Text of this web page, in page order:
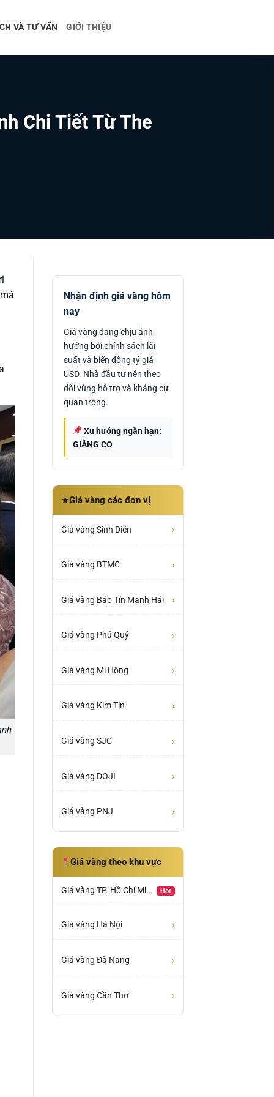
VÀ TƯ VẤN GIỚI THIỆU
Chi Tiết Từ The
Nhận định giá vàng hôm
nay
Giá vàng đang chịu ảnh
hưởng bởi chính sách lãi
suất và biến động tỷ giá
USD. Nhà đầu tư nên theo
dõi vùng hỗ trợ và kháng cự
quan trọng.
Xu hướng ngắn hạn:
GIẰNG CO
★Giá vàng các đơn vị
Giá vàng Sinh Diễn ›
Giá vàng BTMC ›
Giá vàng Bảo Tín Mạnh Hải ›
Giá vàng Phú Quý ›
Giá vàng Mi Hồng ›
Giá vàng Kim Tín ›
Giá vàng SJC ›
Giá vàng DOJI ›
Giá vàng PNJ ›
Giá vàng theo khu vực
Giá vàng TP. Hồ Chí Minh Hot
Giá vàng Hà Nội ›
Giá vàng Đà Nẵng ›
Giá vàng Cần Thơ ›